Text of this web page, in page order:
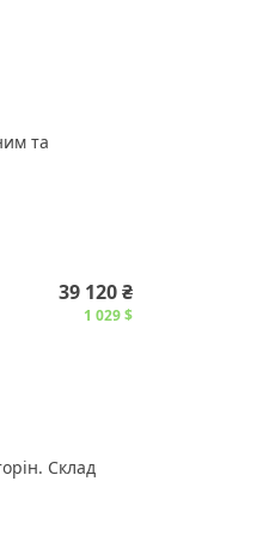
та
39 120 ₴
1 029 $
Склад